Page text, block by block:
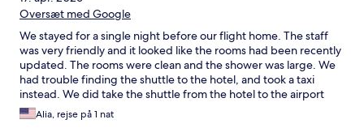
Oversæt med Google
We stayed for a single night before our flight home. The staff
was very friendly and it looked like the rooms had been recently
updated. The rooms were clean and the shower was large. We
had trouble finding the shuttle to the hotel, and took a taxi
instead. We did take the shuttle from the hotel to the airport
and everything went smoothly. We enjoyed our stay.
Alia, rejse på 1 nat